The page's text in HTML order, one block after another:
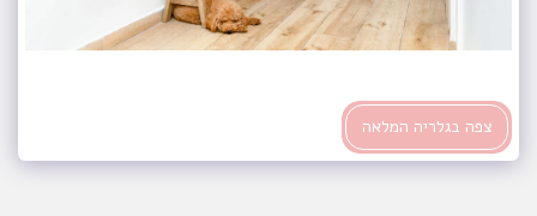
צפה בגלריה המלאה